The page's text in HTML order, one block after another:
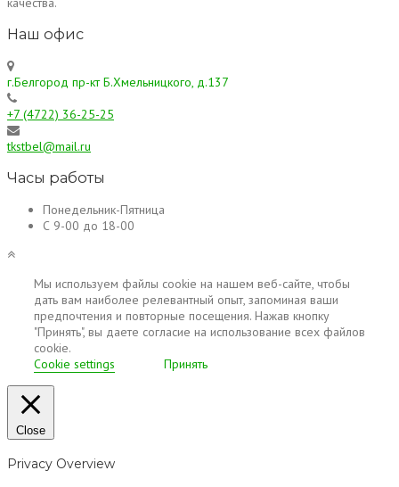
Наш офис
г.Белгород пр-кт Б.Хмельницкого, д.137
+7 (4722) 36-25-25
tkstbel@mail.ru
Часы работы
Понедельник-Пятница
С 9-00 до 18-00
Мы используем файлы cookie на нашем веб-сайте, чтобы
дать вам наиболее релевантный опыт, запоминая ваши
предпочтения и повторные посещения. Нажав кнопку
"Принять", вы даете согласие на использование всех файлов
cookie.
Cookie settings
Принять
Close
Privacy Overview